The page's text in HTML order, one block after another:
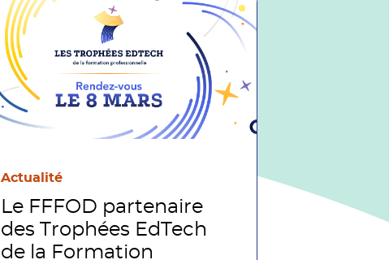
Actualité
Le FFFOD partenaire
des Trophées EdTech
de la Formation